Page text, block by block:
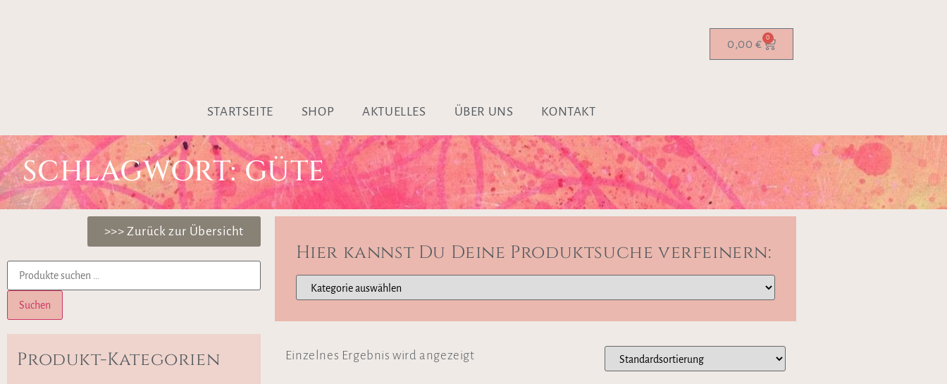
0,00 € 0
STARTSEITE SHOP AKTUELLES ÜBER UNS KONTAKT
SCHLAGWORT: GÜTE
>>> Zurück zur Übersicht
Suchen
Produkt-Kategorien
Hier kannst Du Deine Produktsuche verfeinern:
Einzelnes Ergebnis wird angezeigt